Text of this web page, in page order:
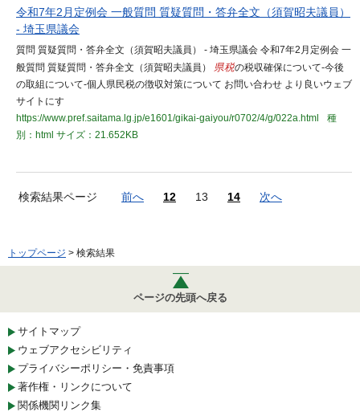
令和7年2月定例会 一般質問 質疑質問・答弁全文（須賀昭夫議員）
- 埼玉県議会
質問 質疑質問・答弁全文（須賀昭夫議員） - 埼玉県議会 令和7年2月定例会 一
般質問 質疑質問・答弁全文（須賀昭夫議員） 県税の税収確保について-今後
の取組について-個人県民税の徴収対策について お問い合わせ より良いウェブ
サイトにす
https://www.pref.saitama.lg.jp/e1601/gikai-gaiyou/r0702/4/g/022a.html
種
別：html サイズ：21.652KB
検索結果ページ 前へ 12 13 14 次へ
トップページ > 検索結果
ページの先頭へ戻る
サイトマップ
ウェブアクセシビリティ
プライバシーポリシー・免責事項
著作権・リンクについて
関係機関リンク集